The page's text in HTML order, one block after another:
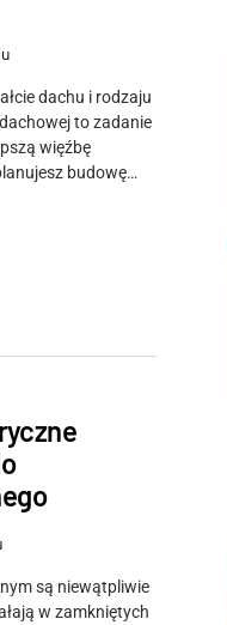
dachu i rodzaju
to zadanie
więźbę
budowę…
są niewątpliwie
w zamkniętych